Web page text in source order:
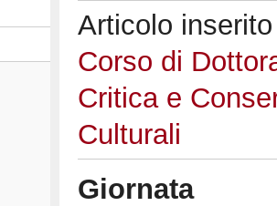
Articolo
Corso di
Critica e
Culturali
Giornata